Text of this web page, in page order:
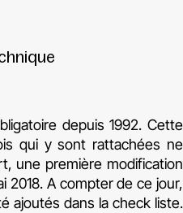
depuis 1992. Cette
qui y sont rattachées ne
une première modification
2018. A compter de ce jour,
ajoutés dans la check liste.